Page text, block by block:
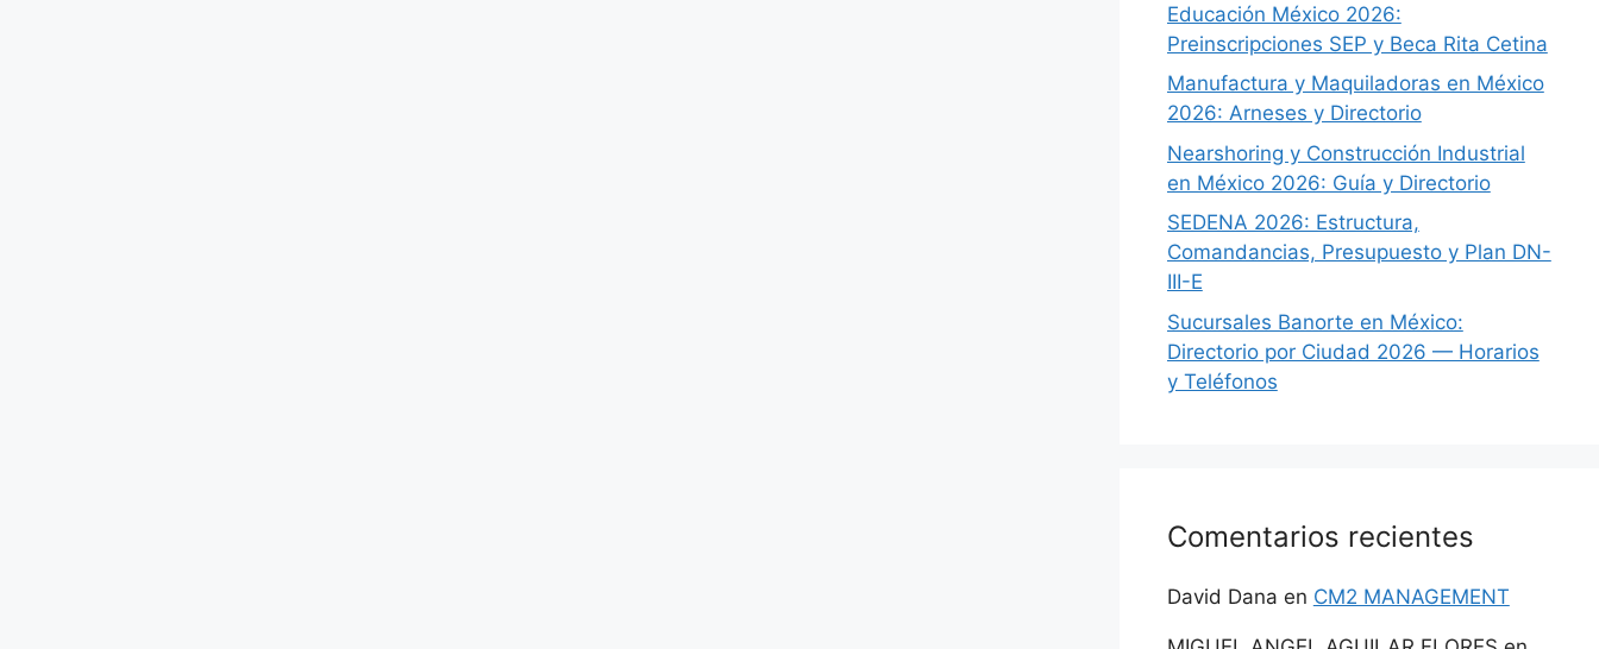
Educación México 2026:
Preinscripciones SEP y Beca Rita Cetina
Manufactura y Maquiladoras en México
2026: Arneses y Directorio
Nearshoring y Construcción Industrial
en México 2026: Guía y Directorio
SEDENA 2026: Estructura,
Comandancias, Presupuesto y Plan DN-
III-E
Sucursales Banorte en México:
Directorio por Ciudad 2026 — Horarios
y Teléfonos
Comentarios recientes
David Dana en CM2 MANAGEMENT